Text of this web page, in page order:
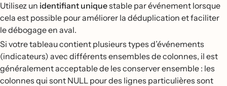
Utilisez un identifiant uniquestable par événement lorsque
cela est possible pour améliorer la déduplication et faciliter
le débogage en aval.
Si votre tableau contient plusieurs types d’événements
(indicateurs) avec différents ensembles de colonnes, il est
généralement acceptable de les conserver ensemble : les
colonnes qui sont NULL pour des lignes particulières sont